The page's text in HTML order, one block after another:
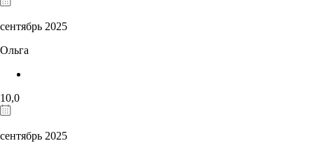
сентябрь 2025
Ольга
10,0
сентябрь 2025